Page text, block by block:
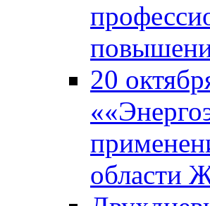
20
области